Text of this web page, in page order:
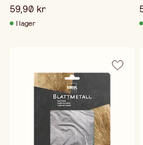
59,90 kr
I lager